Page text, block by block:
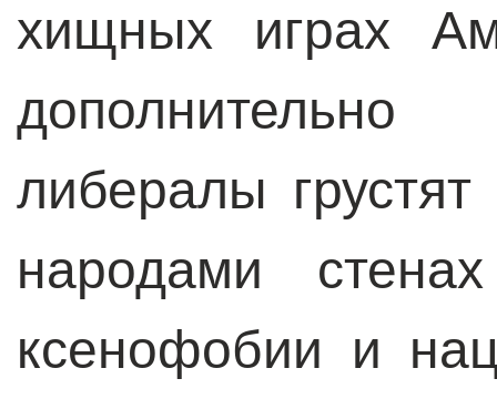
хищных играх
либералы
народами
ксенофобии и